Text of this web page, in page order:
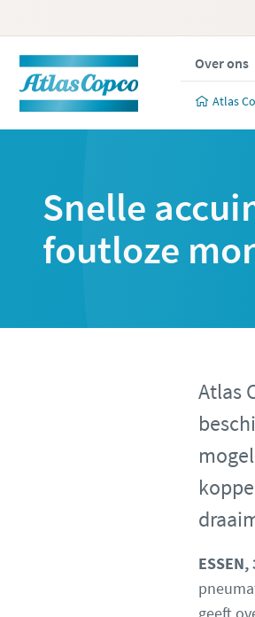
Over ons
Atlas
Snelle
foutloze
Atlas